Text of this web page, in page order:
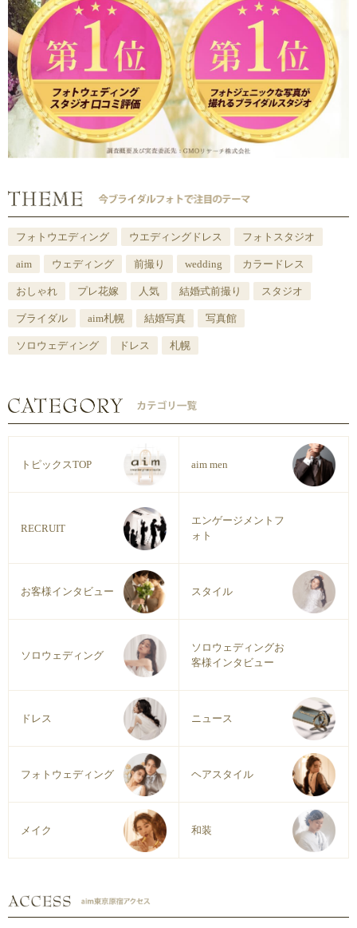
フォトウエディング ウエディングドレス フォトスタジオ
aim ウェディング 前撮り wedding カラードレス
おしゃれ プレ花嫁 人気 結婚式前撮り スタジオ
ブライダル aim札幌 結婚写真 写真館
ソロウェディング ドレス 札幌
トピックスTOP aim men
RECRUIT
エンゲージメントフ
ォト
お客様インタビュー スタイル
ソロウェディング
ソロウェディングお
客様インタビュー
ドレス ニュース
フォトウェディング ヘアスタイル
メイク 和装